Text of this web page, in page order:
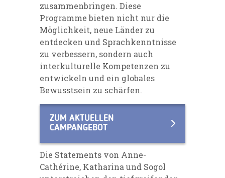
zusammenbringen. Diese
Programme bieten nicht nur die
Möglichkeit, neue Länder zu
entdecken und Sprachkenntnisse
zu verbessern, sondern auch
interkulturelle Kompetenzen zu
entwickeln und ein globales
Bewusstsein zu schärfen.
ZUM AKTUELLEN
CAMPANGEBOT
Die Statements von Anne-
Cathérine, Katharina und Sogol